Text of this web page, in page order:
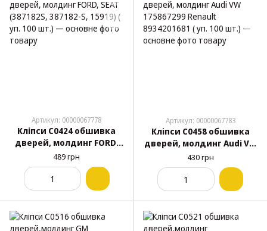
Артикул: 00000067778
Кліпси C0424 обшивка
дверей, молдинг FORD,
SEAT (387182S, 387182-S,
15919) ( уп. 100 шт.)
489 грн
Артикул: 00000067783
Кліпси C0458 обшивка
дверей, молдинг Audi VW
175867299 Renault
8934201681 ( уп. 100 шт.)
430 грн